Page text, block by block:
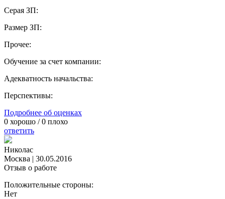
Серая ЗП:
Размер ЗП:
Прочее:
Обучение за счет компании:
Адекватность начальства:
Перспективы:
Подробнее об оценках
0 хорошо /0 плохо
ответить
Николас
Москва | 30.05.2016
Отзыв о работе
Положительные стороны:
Нет